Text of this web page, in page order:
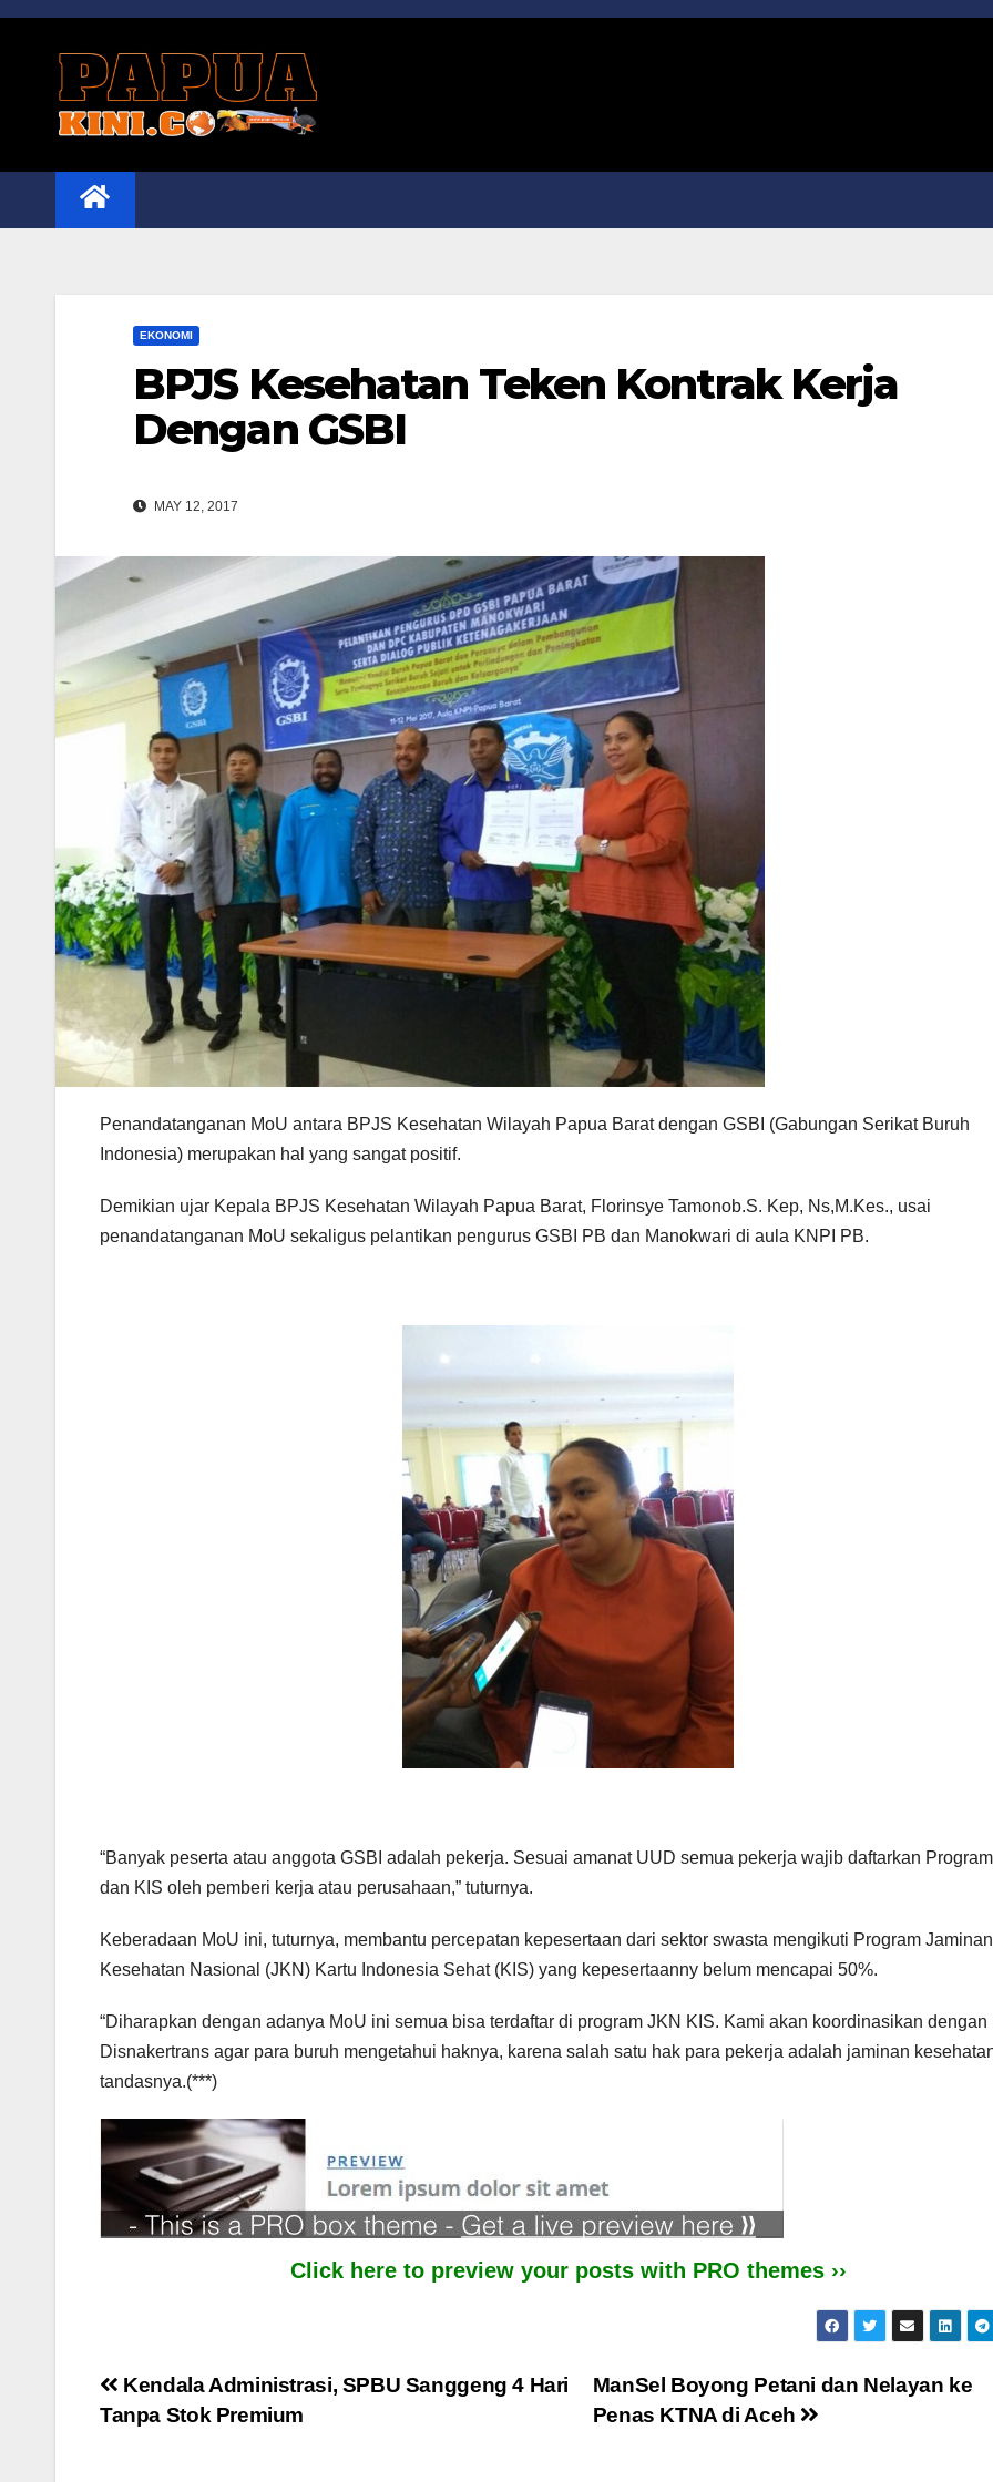
Skip
EKONOMI
BPJS Kesehatan Teken Kontrak Kerja
Dengan GSBI
MAY 12, 2017
Penandatanganan MoU antara BPJS Kesehatan Wilayah Papua Barat dengan GSBI (Gabungan Serikat Buruh
Indonesia) merupakan hal yang sangat positif.
Demikian ujar Kepala BPJS Kesehatan Wilayah Papua Barat, Florinsye Tamonob.S. Kep, Ns,M.Kes., usai
penandatanganan MoU sekaligus pelantikan pengurus GSBI PB dan Manokwari di aula KNPI PB.
“Banyak peserta atau anggota GSBI adalah pekerja. Sesuai amanat UUD semua pekerja wajib daftarkan
dan KIS oleh pemberi kerja atau perusahaan,” tuturnya.
Keberadaan MoU ini, tuturnya, membantu percepatan kepesertaan dari sektor swasta mengikuti Program Jaminan
Kesehatan Nasional (JKN) Kartu Indonesia Sehat (KIS) yang kepesertaanny belum mencapai 50%.
“Diharapkan dengan adanya MoU ini semua bisa terdaftar di program JKN KIS. Kami akan koordinasikan dengan
Disnakertrans agar para buruh mengetahui haknya, karena salah satu hak para pekerja adalah jaminan
tandasnya.(***)
Click here to preview your posts with PRO themes ››
Post
navigation
ManSel Boyong Petani dan Nelayan ke
Penas KTNA di Aceh
Kendala Administrasi, SPBU Sanggeng 4 Hari
Tanpa Stok Premium